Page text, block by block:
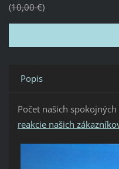
10,00 €
Popis
Počet našich
reakcie našich